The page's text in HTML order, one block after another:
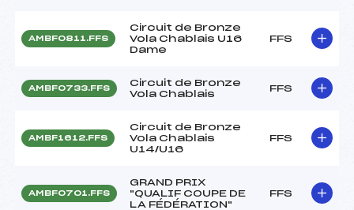
AMBF0811.FFS
Circuit de Bronze
Vola Chablais U16
Dame
FFS
AMBF0733.FFS
Circuit de Bronze
Vola Chablais
FFS
AMBF1612.FFS
Circuit de Bronze
Vola Chablais
U14/U16
FFS
AMBF0701.FFS
GRAND PRIX
"QUALIF COUPE DE
LA FÉDÉRATION"
FFS